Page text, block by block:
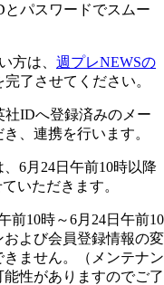
パスワードでスムー
方は、 週プレNEWSの
了させてください。
IDへ登録済みのメー
、連携を行います。
6月24日午前10時以降
いただきます。
前10時～6月24日午前10
よび会員登録情報の変
ません。（メンテナン
性がありますのでご了